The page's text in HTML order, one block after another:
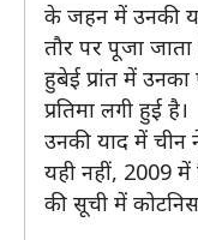
के जहन में उनकी
तौर पर पूजा जाता
हुबेई प्रांत में
प्रतिमा लगी हुई है।
उनकी याद में चीन
यही नहीं, 2009 में
की सूची में